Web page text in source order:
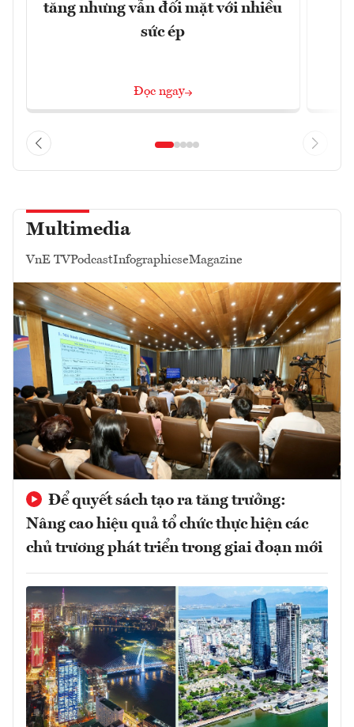
tăng nhưng vẫn đối mặt với nhiều
sức ép
Đọc ngay
Multimedia
VnE TVPodcastInfographicseMagazine
Để quyết sách tạo ra tăng trưởng:
Nâng cao hiệu quả tổ chức thực hiện các
chủ trương phát triển trong giai đoạn mới